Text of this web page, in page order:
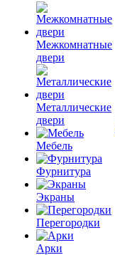
Межкомнатные
двери
Металлические
двери
Мебель
Фурнитура
Экраны
Перегородки
Арки